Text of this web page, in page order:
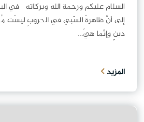
السلام عليكم ورحمة الله وبركاته في
إلى أنَّ ظاهرةَ السّبي في الحروبِ ليسَت
دينٍ وإنّما هيَ...
المزيد